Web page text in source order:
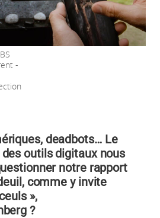
-
deadbots… Le
outils digitaux nous
notre rapport
comme y invite
»,
?